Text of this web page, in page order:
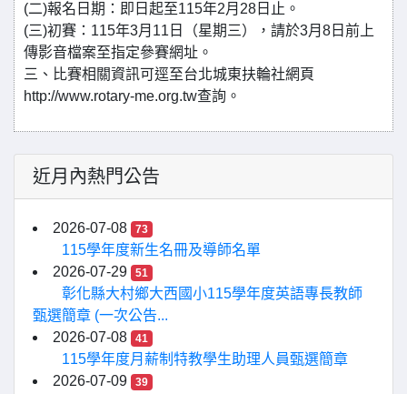
(二)報名日期：即日起至115年2月28日止。
(三)初賽：115年3月11日（星期三），請於3月8日前上
傳影音檔案至指定參賽網址。
三、比賽相關資訊可逕至台北城東扶輪社網頁
http://www.rotary-me.org.tw查詢。
近月內熱門公告
2026-07-08 73
115學年度新生名冊及導師名單
2026-07-29
51
彰化縣大村鄉大西國小115學年度英語專長教師
甄選簡章 (一次公告...
2026-07-08
41
115學年度月薪制特教學生助理人員甄選簡章
2026-07-09
39